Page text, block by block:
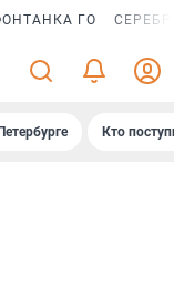
ГО
Кто